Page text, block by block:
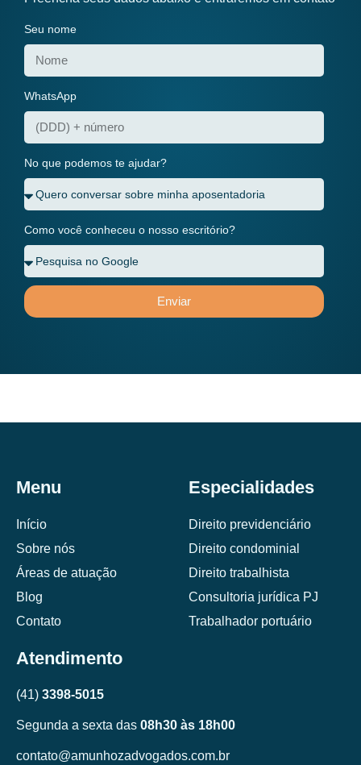
Seu nome
WhatsApp
No que podemos te ajudar?
Como você conheceu o nosso escritório?
Enviar
Menu
Início
Sobre nós
Áreas de atuação
Blog
Contato
Especialidades
Direito previdenciário
Direito condominial
Direito trabalhista
Consultoria jurídica PJ
Trabalhador portuário
Atendimento
(41) 3398-5015
Segunda a sexta das 08h30 às 18h00
contato@amunhozadvogados.com.br